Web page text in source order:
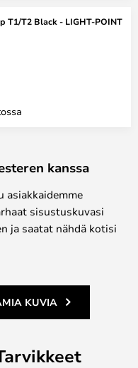
T1/T2 Black - LIGHT-POINT
kanssa
asiakkaidemme
sisustuskuvasi
ja saatat nähdä kotisi
KUVIA